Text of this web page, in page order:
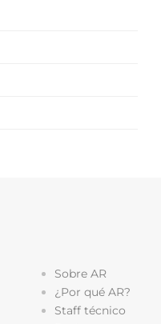
Sobre AR
¿Por qué AR?
Staff técnico